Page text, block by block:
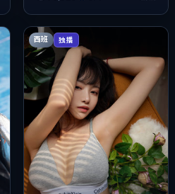
西班 独播